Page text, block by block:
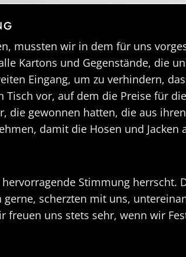
mussten wir in dem für uns
Kartons und Gegenstände, die
Eingang, um zu verhindern,
vor, auf dem die Preise für
gewonnen hatten, die aus
damit die Hosen und Jacken
Stimmung herrscht.
scherzten mit uns,
uns stets sehr, wenn wir